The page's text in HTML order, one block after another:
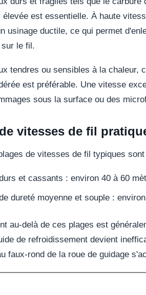
est essentielle. À haute
usinage ductile, ce qui permet
le fil.
tendres ou sensibles à la
est préférable. Une vitesse
sous la surface ou des
vitesses de fil
de vitesses de fil typiques sont
et cassants : environ 40 à 60
dureté moyenne et souple :
au-delà de ces plages est
de refroidissement devient
faux-rond de la roue de guidage